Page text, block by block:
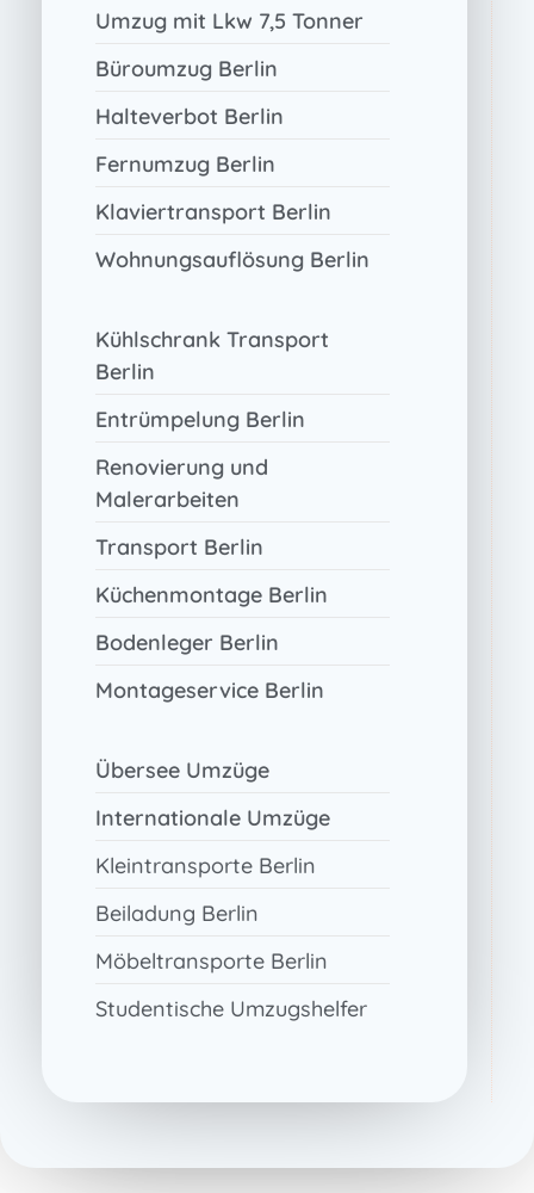
Umzug mit Lkw 7,5 Tonner
Büroumzug Berlin
Halteverbot Berlin
Fernumzug Berlin
Klaviertransport Berlin
Wohnungsauflösung Berlin
Kühlschrank Transport
Berlin
Entrümpelung Berlin
Renovierung und
Malerarbeiten
Transport Berlin
Küchenmontage Berlin
Bodenleger Berlin
Montageservice Berlin
Übersee Umzüge
Internationale Umzüge
Kleintransporte Berlin
Beiladung Berlin
Möbeltransporte Berlin
Studentische Umzugshelfer